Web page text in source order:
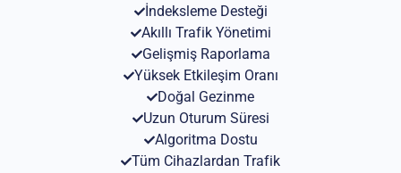
İndeksleme Desteği
Akıllı Trafik Yönetimi
Gelişmiş Raporlama
Yüksek Etkileşim Oranı
Doğal Gezinme
Uzun Oturum Süresi
Algoritma Dostu
Tüm Cihazlardan Trafik